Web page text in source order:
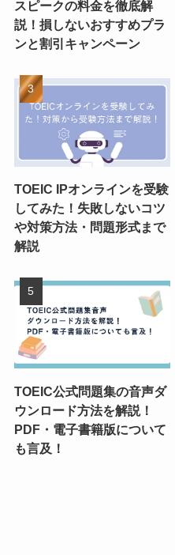
スピークの料金を徹底解
説！損しないおすすめプラ
ンと割引キャンペーン
TOEIC IPオンラインを受験
してみた！失敗しないコツ
や対策方法・問題形式まで
解説
TOEIC公式問題集の音声ダ
ウンロード方法を解説！
PDF・電子書籍版について
も言及！